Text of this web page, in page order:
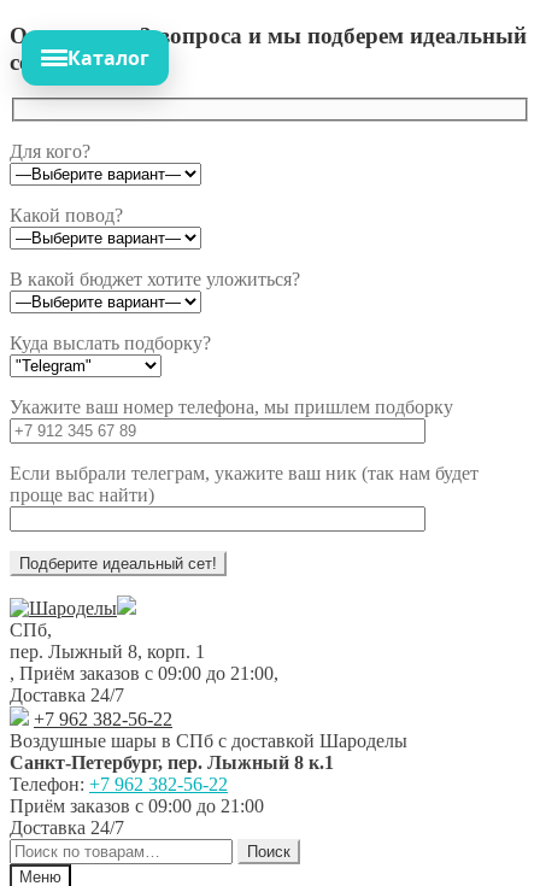
Ответьте на 3 вопроса и мы подберем идеальный
сет!
Для кого?
Какой повод?
В какой бюджет хотите уложиться?
Куда выслать подборку?
Укажите ваш номер телефона, мы пришлем подборку
Если выбрали телеграм, укажите ваш ник (так нам будет
проще вас найти)
Перейти
к
навигации
Перейти
к
содержимому
СПб,
пер. Лыжный 8, корп. 1
, Приём заказов с 09:00 до 21:00,
Доставка 24/7
+7 962 382-56-22
Воздушные шары в СПб с доставкой Шароделы
Санкт-Петербург, пер. Лыжный 8 к.1
Телефон: +7 962 382-56-22
Приём заказов с 09:00 до 21:00
Доставка 24/7
Искать:
Поиск
Меню
Каталог